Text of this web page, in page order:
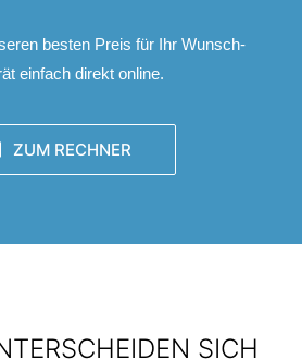
besten Preis für Ihr Wunsch-
einfach direkt online.
ZUM RECHNER
SICH